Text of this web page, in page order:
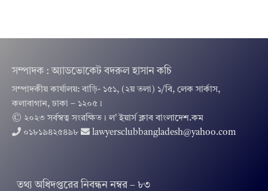
সম্পাদক : অ্যাডভোকেট বদরুল হাসান কচি
সম্পাদকীয় কার্যালয়: বাড়ি- ১৫১, (২য় তলা) ১/বি, লেক সার্কাস,
কলাবাগান, ঢাকা – ১২০৫।
© ২০২৩ সর্বস্বত্ব সংরক্ষিত । ল’ ইয়ার্স ক্লাব বাংলাদেশ.কম
০১৮১৯৪২৫৪৯৮
lawyersclubbangladesh@yahoo.com
তথ‌্য অ‌ধিদপ্ত‌রের নিবন্ধন নম্বর – ৮৩